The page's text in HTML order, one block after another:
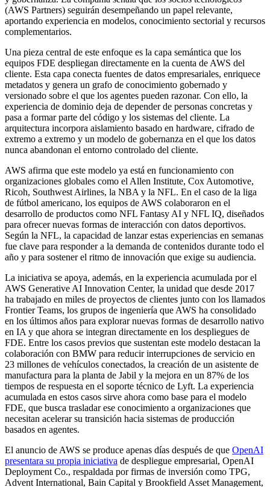
(AWS Partners) seguirán desempeñando un papel relevante,
aportando experiencia en modelos, conocimiento sectorial y recursos
complementarios.
Una pieza central de este enfoque es la capa semántica que los
equipos FDE despliegan directamente en la cuenta de AWS del
cliente. Esta capa conecta fuentes de datos empresariales, enriquece
metadatos y genera un grafo de conocimiento gobernado y
versionado sobre el que los agentes pueden razonar. Con ello, la
experiencia de dominio deja de depender de personas concretas y
pasa a formar parte del código y los sistemas del cliente. La
arquitectura incorpora aislamiento basado en hardware, cifrado de
extremo a extremo y un modelo de gobernanza en el que los datos
nunca abandonan el entorno controlado del cliente.
AWS afirma que este modelo ya está en funcionamiento con
organizaciones globales como el Allen Institute, Cox Automotive,
Ricoh, Southwest Airlines, la NBA y la NFL. En el caso de la liga
de fútbol americano, los equipos de AWS colaboraron en el
desarrollo de productos como NFL Fantasy AI y NFL IQ, diseñados
para ofrecer nuevas formas de interacción con datos deportivos.
Según la NFL, la capacidad de lanzar estas experiencias en semanas
fue clave para responder a la demanda de contenidos durante todo el
año y para sostener el ritmo de innovación que exige su audiencia.
La iniciativa se apoya, además, en la experiencia acumulada por el
AWS Generative AI Innovation Center, la unidad que desde 2017
ha trabajado en miles de proyectos de clientes junto con los llamados
Frontier Teams, los grupos de ingeniería que AWS ha consolidado
en los últimos años para explorar nuevas formas de desarrollo nativo
en IA y que ahora se integran directamente en los despliegues de
FDE. Entre los casos previos que sustentan este modelo destacan la
colaboración con BMW para reducir interrupciones de servicio en
23 millones de vehículos conectados, la creación de un asistente de
manufactura para la planta de Jabil y la mejora en un 87% de los
tiempos de respuesta en el soporte técnico de Lyft. La experiencia
acumulada en estos casos sirve ahora como base para el modelo
FDE, que busca trasladar ese conocimiento a organizaciones que
necesitan acelerar su transición hacia sistemas de producción
basados en agentes.
El anuncio de AWS se produce apenas días después de que OpenAI
presentara su propia iniciativa de despliegue empresarial, OpenAI
Deployment Co., respaldada por firmas de inversión como TPG,
Advent International, Bain Capital y Brookfield Asset Management,